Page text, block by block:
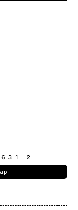
３１−２